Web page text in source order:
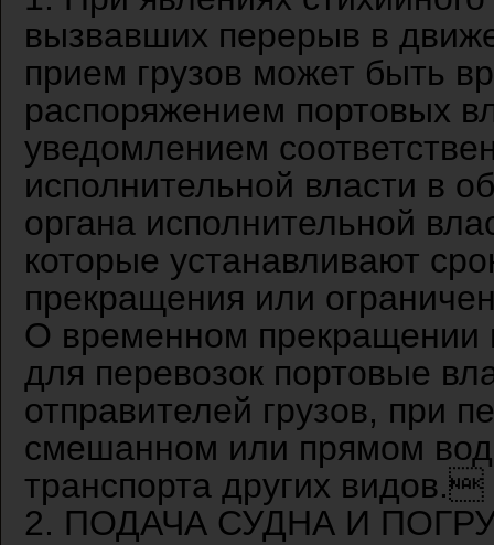
вызвавших перерыв в
прием грузов может быть
распоряжением портовых
уведомлением
исполнительной власти в
органа исполнительной
которые устанавливают
прекращения или
О временном прекращении
для перевозок портовые
отправителей грузов, при
смешанном или прямом
транспорта других видов.
2. ПОДАЧА СУДНА И